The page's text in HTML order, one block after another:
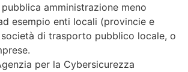
amministrazione meno
esempio enti locali (provincie e
di trasporto pubblico locale, o
per la Cybersicurezza